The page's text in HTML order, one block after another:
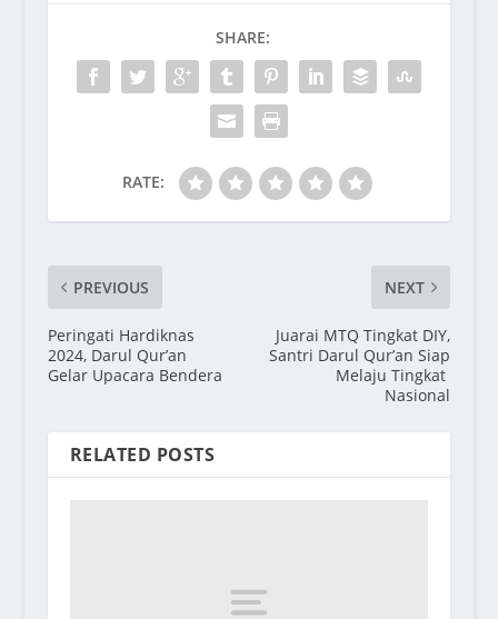
SHARE:
RATE:
PREVIOUS
Peringati Hardiknas
2024, Darul Qur’an
Gelar Upacara Bendera
NEXT
Juarai MTQ Tingkat DIY,
Santri Darul Qur’an Siap
Melaju Tingkat
Nasional
RELATED POSTS